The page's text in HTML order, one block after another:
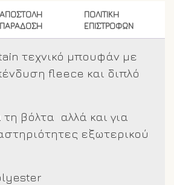
ΑΠΟΣΤΟΛΗ
ΠΑΡΑΔΟΣΗ
ΠΟΛΙΤΙΚΗ
ΕΠΙΣΤΡΟΦΩΝ
τεχνικό μπουφάν με
fleece και διπλό
τη βόλτα αλλά και για
εξωτερικού